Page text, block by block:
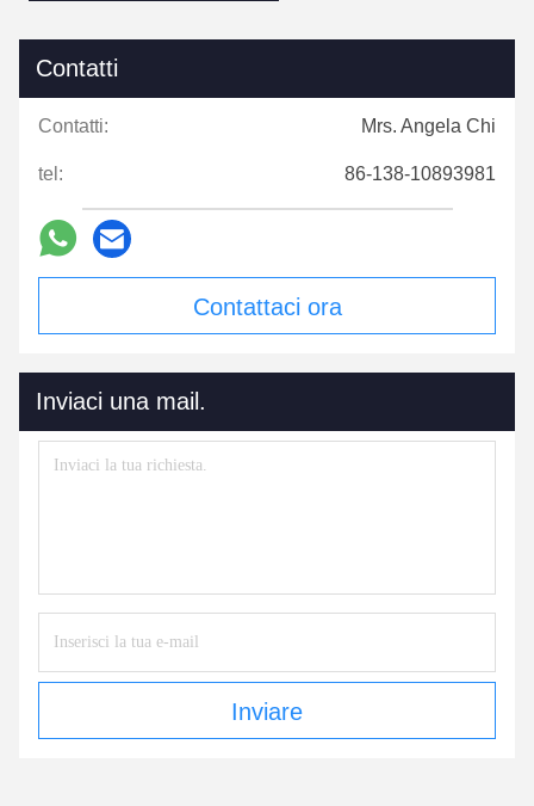
Contatti
Contatti: Mrs. Angela Chi
tel: 86-138-10893981
Contattaci ora
Inviaci una mail.
Inviare